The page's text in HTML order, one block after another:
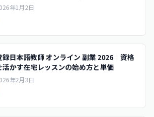
年1月2日
録日本語教師 オンライン 副業 2026｜資格
活かす在宅レッスンの始め方と単価
年2月3日